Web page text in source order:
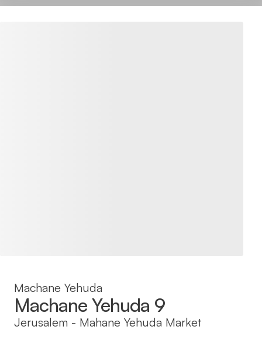
Machane Yehuda
Machane Yehuda 9
Jerusalem - Mahane Yehuda Market